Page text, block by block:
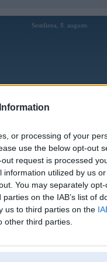
or processing of your
use the below opt-out
request is processed
utilized by us
You may separately
on the IAB’s list of
us to third parties on the
other third parties.
Sestdiena, 8. augusts
Lietotāji
reizi manīts: 01. Feb 2015, 03:25
drīz NOR pabalstiem
un Lemberga stipendiāts